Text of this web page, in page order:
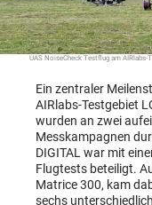
UAS NoiseCheck Testflug am AIRlabs-
Ein zentraler
AIRlabs-Testgebiet
wurden an zwei
Messkampagnen
DIGITAL war mit
Flugtests beteiligt.
Matrice 300, kam
sechs